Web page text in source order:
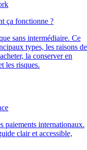
ça fonctionne ?
sans intermédiaire. Ce
types, les raisons de
la conserver en
les risques.
paiements internationaux.
clair et accessible,